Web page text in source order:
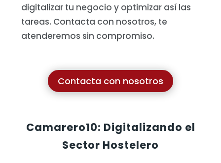
digitalizar tu negocio y optimizar así las
tareas. Contacta con nosotros, te
atenderemos sin compromiso.
Contacta con nosotros
Camarero10: Digitalizando el
Sector Hostelero